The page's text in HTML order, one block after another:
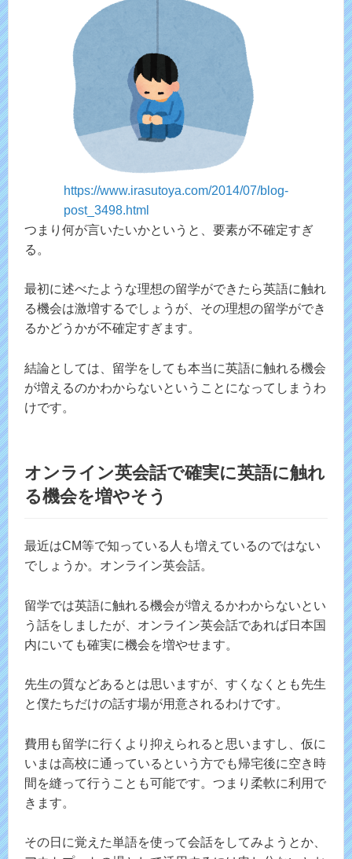
https://www.irasutoya.com/2014/07/blog-
post_3498.html
つまり何が言いたいかというと、要素が不確定すぎ
る。
最初に述べたような理想の留学ができたら英語に触れ
る機会は激増するでしょうが、その理想の留学ができ
るかどうかが不確定すぎます。
結論としては、留学をしても本当に英語に触れる機会
が増えるのかわからないということになってしまうわ
けです。
オンライン英会話で確実に英語に触れ
る機会を増やそう
最近はCM等で知っている人も増えているのではない
でしょうか。オンライン英会話。
留学では英語に触れる機会が増えるかわからないとい
う話をしましたが、オンライン英会話であれば日本国
内にいても確実に機会を増やせます。
先生の質などあるとは思いますが、すくなくとも先生
と僕たちだけの話す場が用意されるわけです。
費用も留学に行くより抑えられると思いますし、仮に
いまは高校に通っているという方でも帰宅後に空き時
間を縫って行うことも可能です。つまり柔軟に利用で
きます。
その日に覚えた単語を使って会話をしてみようとか、